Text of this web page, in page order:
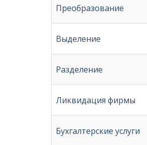
Преобразование
Выделение
Разделение
Ликвидация фирмы
Бухгалтерские услуги